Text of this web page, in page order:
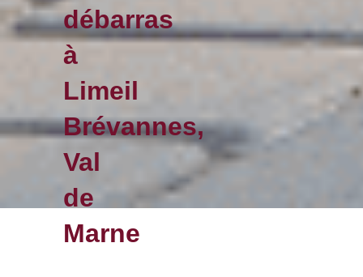
débarras
à
Limeil
Brévannes,
Val
de
Marne